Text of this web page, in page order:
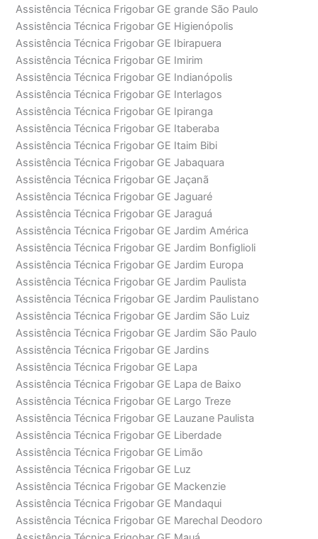
Assistência Técnica Frigobar GE grande São Paulo
Assistência Técnica Frigobar GE Higienópolis
Assistência Técnica Frigobar GE Ibirapuera
Assistência Técnica Frigobar GE Imirim
Assistência Técnica Frigobar GE Indianópolis
Assistência Técnica Frigobar GE Interlagos
Assistência Técnica Frigobar GE Ipiranga
Assistência Técnica Frigobar GE Itaberaba
Assistência Técnica Frigobar GE Itaim Bibi
Assistência Técnica Frigobar GE Jabaquara
Assistência Técnica Frigobar GE Jaçanã
Assistência Técnica Frigobar GE Jaguaré
Assistência Técnica Frigobar GE Jaraguá
Assistência Técnica Frigobar GE Jardim América
Assistência Técnica Frigobar GE Jardim Bonfiglioli
Assistência Técnica Frigobar GE Jardim Europa
Assistência Técnica Frigobar GE Jardim Paulista
Assistência Técnica Frigobar GE Jardim Paulistano
Assistência Técnica Frigobar GE Jardim São Luiz
Assistência Técnica Frigobar GE Jardim São Paulo
Assistência Técnica Frigobar GE Jardins
Assistência Técnica Frigobar GE Lapa
Assistência Técnica Frigobar GE Lapa de Baixo
Assistência Técnica Frigobar GE Largo Treze
Assistência Técnica Frigobar GE Lauzane Paulista
Assistência Técnica Frigobar GE Liberdade
Assistência Técnica Frigobar GE Limão
Assistência Técnica Frigobar GE Luz
Assistência Técnica Frigobar GE Mackenzie
Assistência Técnica Frigobar GE Mandaqui
Assistência Técnica Frigobar GE Marechal Deodoro